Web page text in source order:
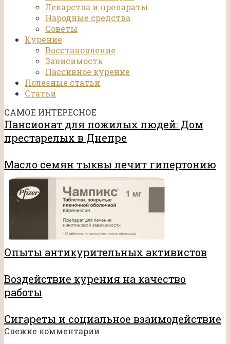
Лекарства и препараты
Народные средства
Советы
Курение
Восстановление
Зависимость
Пассивное курение
Полезные статьи
Статьи
САМОЕ ИНТЕРЕСНОЕ
Пансионат для пожилых людей: Дом
престарелых в Днепре
Масло семян тыквы лечит гипертонию
Опыты антикурительных активистов
Воздействие курения на качество
работы
Сигареты и социальное взаимодействие
Свежие комментарии